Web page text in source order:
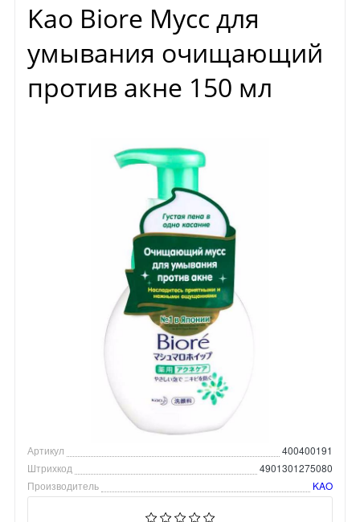
Kao Biore Мусс для
умывания очищающий
против акне 150 мл
Артикул
400400191
Штрихкод
4901301275080
Производитель
KAO